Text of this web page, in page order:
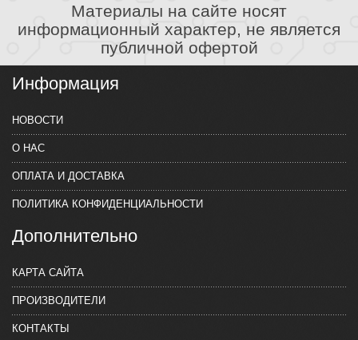
Материалы на сайте носят
информационный характер, не является
публичной офертой
Информация
НОВОСТИ
О НАС
ОПЛАТА И ДОСТАВКА
ПОЛИТИКА КОНФИДЕНЦИАЛЬНОСТИ
Дополнительно
КАРТА САЙТА
ПРОИЗВОДИТЕЛИ
КОНТАКТЫ